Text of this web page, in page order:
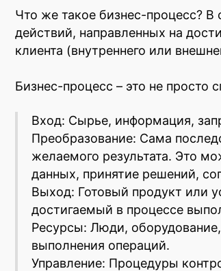
Что же такое бизнес-процесс?
действий, направленных на
клиента (внутреннего или
Бизнес-процесс – это не просто
Вход: Сырье, информация,
Преобразование: Сама
желаемого результата. Это
данных, принятие решений,
Выход: Готовый продукт или
достигаемый в процессе
Ресурсы: Люди,
выполнения операций.
Управление: Процедуры